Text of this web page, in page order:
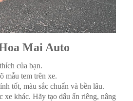
Mai Auto
của bạn.
mẫu tem trên xe.
tốt, màu sắc chuẩn và bền lâu.
khác. Hãy tạo dấu ấn riêng, nâng